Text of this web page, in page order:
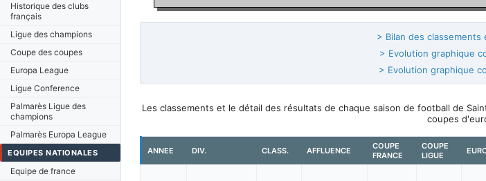
Historique des clubs
français
Ligue des champions
Coupe des coupes
Europa League
Ligue Conference
Palmarès Ligue des
champions
Palmarès Europa League
EQUIPES NATIONALES
Equipe de france
> Bilan des classements
> Evolution graphique
> Evolution graphique
Les classements et le détail des résultats de chaque saison de football de
coupes
ANNEE DIV. CLASS. AFFLUENCE
COUPE
FRANCE
COUPE
LIGUE